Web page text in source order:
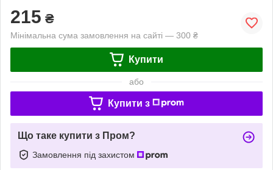
215 ₴
Мінімальна сума замовлення на сайті — 300 ₴
Купити
або
Купити з
Що таке купити з Пром?
Замовлення під захистом